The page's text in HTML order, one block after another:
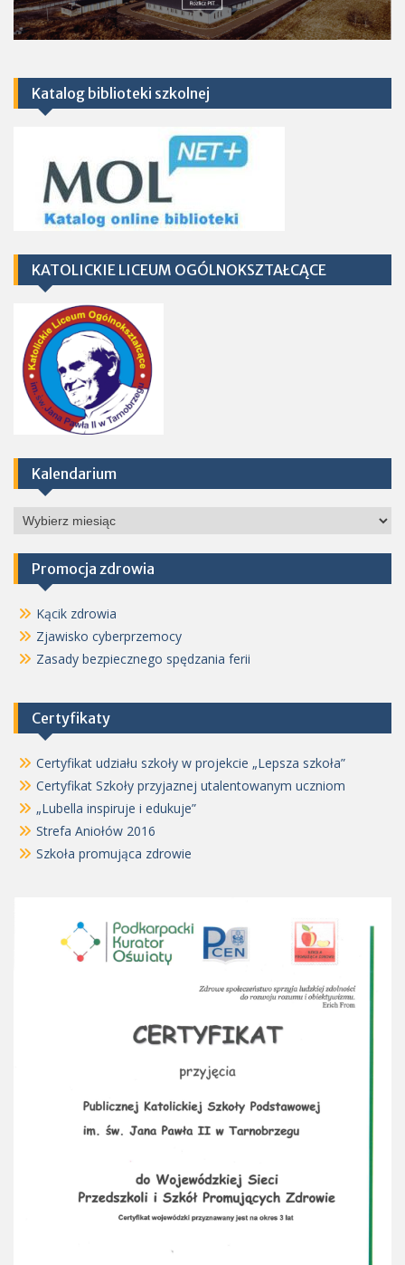
Katalog biblioteki szkolnej
KATOLICKIE LICEUM OGÓLNOKSZTAŁCĄCE
Kalendarium
Kalendarium
Promocja zdrowia
Kącik zdrowia
Zjawisko cyberprzemocy
Zasady bezpiecznego spędzania ferii
Certyfikaty
Certyfikat udziału szkoły w projekcie „Lepsza szkoła”
Certyfikat Szkoły przyjaznej utalentowanym uczniom
„Lubella inspiruje i edukuje”
Strefa Aniołów 2016
Szkoła promująca zdrowie